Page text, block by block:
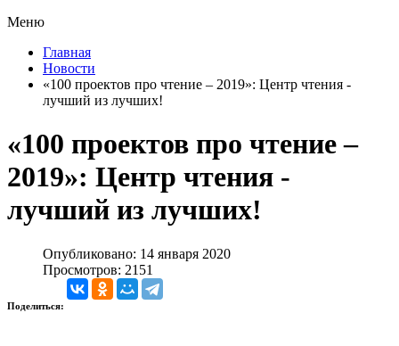
Меню
Главная
Новости
«100 проектов про чтение – 2019»: Центр чтения -
лучший из лучших!
«100 проектов про чтение –
2019»: Центр чтения -
лучший из лучших!
Опубликовано: 14 января 2020
Просмотров: 2151
Поделиться: